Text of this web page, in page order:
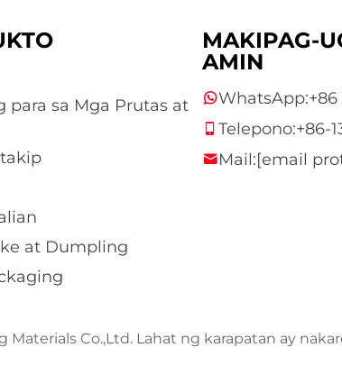
para sa Mga Prutas at
at Dumpling
MAKIPAG-
AMIN
WhatsApp:+86
Telepono:+86-
Mail:[email
Co.,Ltd. Lahat ng karapatan ay